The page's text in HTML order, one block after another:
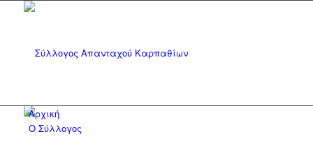
Αρχική
Ο Σύλλογος